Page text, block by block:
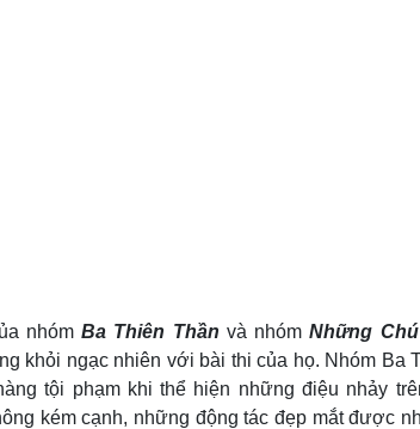
nhómBa Thiên Thần và nhómNhững
khỏi ngạc nhiên với bài thi của họ. Nhóm
tội phạm khi thể hiện những điệu nhảy
kém cạnh, những động tác đẹp mắt được